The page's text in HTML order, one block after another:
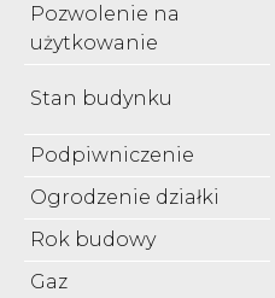
Pozwolenie na
użytkowanie
Stan budynku
Podpiwniczenie
Ogrodzenie działki
Rok budowy
Gaz